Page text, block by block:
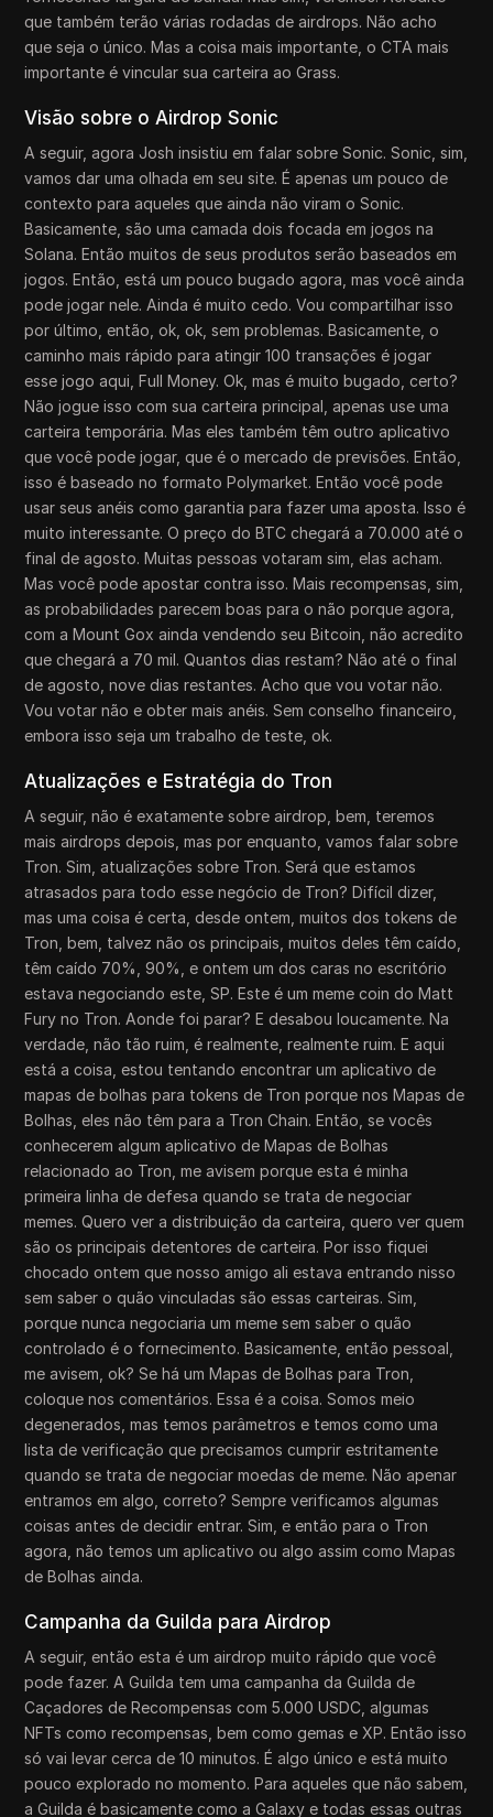
que também terão várias rodadas de airdrops. Não acho
que seja o único. Mas a coisa mais importante, o CTA mais
importante é vincular sua carteira ao Grass.
Visão sobre o Airdrop Sonic
A seguir, agora Josh insistiu em falar sobre Sonic. Sonic, sim,
vamos dar uma olhada em seu site. É apenas um pouco de
contexto para aqueles que ainda não viram o Sonic.
Basicamente, são uma camada dois focada em jogos na
Solana. Então muitos de seus produtos serão baseados em
jogos. Então, está um pouco bugado agora, mas você ainda
pode jogar nele. Ainda é muito cedo. Vou compartilhar isso
por último, então, ok, ok, sem problemas. Basicamente, o
caminho mais rápido para atingir 100 transações é jogar
esse jogo aqui, Full Money. Ok, mas é muito bugado, certo?
Não jogue isso com sua carteira principal, apenas use uma
carteira temporária. Mas eles também têm outro aplicativo
que você pode jogar, que é o mercado de previsões. Então,
isso é baseado no formato Polymarket. Então você pode
usar seus anéis como garantia para fazer uma aposta. Isso é
muito interessante. O preço do BTC chegará a 70.000 até o
final de agosto. Muitas pessoas votaram sim, elas acham.
Mas você pode apostar contra isso. Mais recompensas, sim,
as probabilidades parecem boas para o não porque agora,
com a Mount Gox ainda vendendo seu Bitcoin, não acredito
que chegará a 70 mil. Quantos dias restam? Não até o final
de agosto, nove dias restantes. Acho que vou votar não.
Vou votar não e obter mais anéis. Sem conselho financeiro,
embora isso seja um trabalho de teste, ok.
Atualizações e Estratégia do Tron
A seguir, não é exatamente sobre airdrop, bem, teremos
mais airdrops depois, mas por enquanto, vamos falar sobre
Tron. Sim, atualizações sobre Tron. Será que estamos
atrasados para todo esse negócio de Tron? Difícil dizer,
mas uma coisa é certa, desde ontem, muitos dos tokens de
Tron, bem, talvez não os principais, muitos deles têm caído,
têm caído 70%, 90%, e ontem um dos caras no escritório
estava negociando este, SP. Este é um meme coin do Matt
Fury no Tron. Aonde foi parar? E desabou loucamente. Na
verdade, não tão ruim, é realmente, realmente ruim. E aqui
está a coisa, estou tentando encontrar um aplicativo de
mapas de bolhas para tokens de Tron porque nos Mapas de
Bolhas, eles não têm para a Tron Chain. Então, se vocês
conhecerem algum aplicativo de Mapas de Bolhas
relacionado ao Tron, me avisem porque esta é minha
primeira linha de defesa quando se trata de negociar
memes. Quero ver a distribuição da carteira, quero ver quem
são os principais detentores de carteira. Por isso fiquei
chocado ontem que nosso amigo ali estava entrando nisso
sem saber o quão vinculadas são essas carteiras. Sim,
porque nunca negociaria um meme sem saber o quão
controlado é o fornecimento. Basicamente, então pessoal,
me avisem, ok? Se há um Mapas de Bolhas para Tron,
coloque nos comentários. Essa é a coisa. Somos meio
degenerados, mas temos parâmetros e temos como uma
lista de verificação que precisamos cumprir estritamente
quando se trata de negociar moedas de meme. Não apenar
entramos em algo, correto? Sempre verificamos algumas
coisas antes de decidir entrar. Sim, e então para o Tron
agora, não temos um aplicativo ou algo assim como Mapas
de Bolhas ainda.
Campanha da Guilda para Airdrop
A seguir, então esta é um airdrop muito rápido que você
pode fazer. A Guilda tem uma campanha da Guilda de
Caçadores de Recompensas com 5.000 USDC, algumas
NFTs como recompensas, bem como gemas e XP. Então isso
só vai levar cerca de 10 minutos. É algo único e está muito
pouco explorado no momento. Para aqueles que não sabem,
a Guilda é basicamente como a Galaxy e todas essas outras